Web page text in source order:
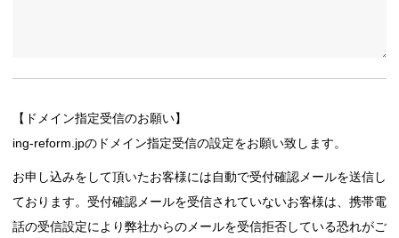
【ドメイン指定受信のお願い】
ing-reform.jpのドメイン指定受信の設定をお願い致します。
お申し込みをして頂いたお客様には自動で受付確認メールを送信し
ております。受付確認メールを受信されていないお客様は、携帯電
話の受信設定により弊社からのメールを受信拒否している恐れがご